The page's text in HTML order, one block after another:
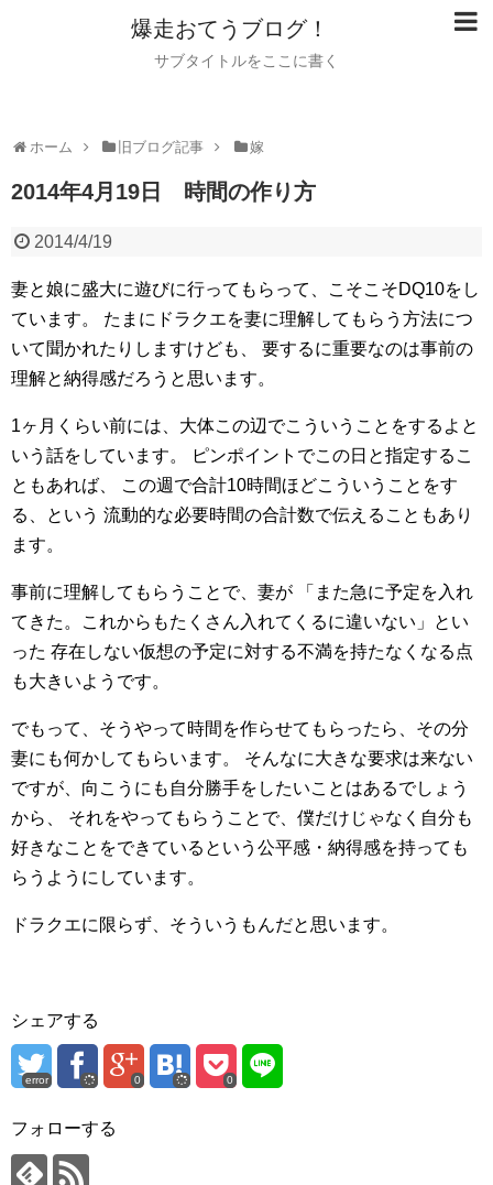
爆走おてうブログ！
サブタイトルをここに書く
ホーム 旧ブログ記事 嫁
2014年4月19日 時間の作り方
2014/4/19
妻と娘に盛大に遊びに行ってもらって、こそこそDQ10をし
ています。
たまにドラクエを妻に理解してもらう方法につ
いて聞かれたりしますけども、
要するに重要なのは事前の
理解と納得感だろうと思います。
1ヶ月くらい前には、大体この辺でこういうことをするよと
いう話をしています。
ピンポイントでこの日と指定するこ
ともあれば、
この週で合計10時間ほどこういうことをす
る、という 流動的な必要時間の合計数で伝えることもあり
ます。
事前に理解してもらうことで、妻が 「また急に予定を入れ
てきた。これからもたくさん入れてくるに違いない」とい
った 存在しない仮想の予定に対する不満を持たなくなる点
も大きいようです。
でもって、そうやって時間を作らせてもらったら、その分
妻にも何かしてもらいます。
そんなに大きな要求は来ない
ですが、向こうにも自分勝手をしたいことはあるでしょう
から、
それをやってもらうことで、僕だけじゃなく自分も
好きなことをできているという公平感・納得感を持っても
らうようにしています。
ドラクエに限らず、そういうもんだと思います。
シェアする
error 0 0
フォローする